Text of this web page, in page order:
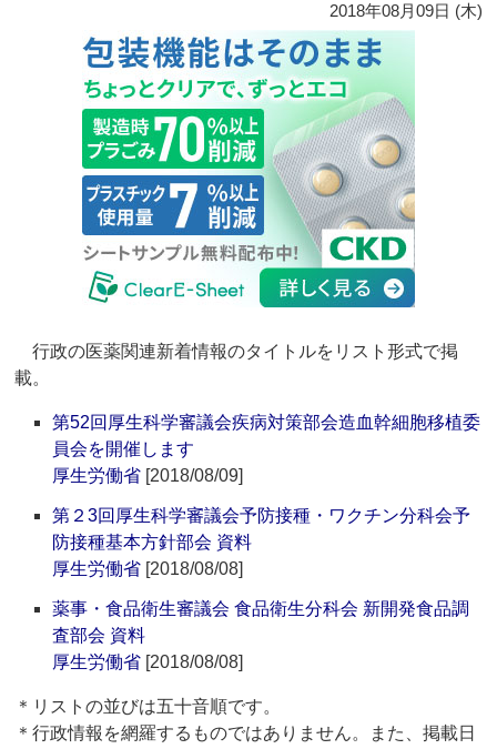
2018年08月09日 (木)
行政の医薬関連新着情報のタイトルをリスト形式で掲
載。
第52回厚生科学審議会疾病対策部会造血幹細胞移植委
員会を開催します
厚生労働省 [2018/08/09]
第２3回厚生科学審議会予防接種・ワクチン分科会予
防接種基本方針部会 資料
厚生労働省 [2018/08/08]
薬事・食品衛生審議会 食品衛生分科会 新開発食品調
査部会 資料
厚生労働省 [2018/08/08]
＊リストの並びは五十音順です。
＊行政情報を網羅するものではありません。また、掲載日